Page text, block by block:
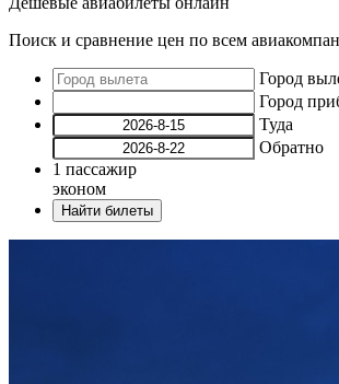
Поиск и сравнение цен по всем
Город
Город
Туда
Обратно
1 пассажир
эконом
Найти билеты